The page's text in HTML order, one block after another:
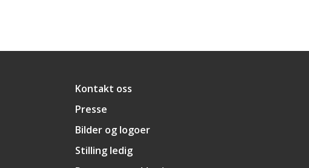
Snarveier
Kontakt oss
Presse
Bilder og logoer
Stilling ledig